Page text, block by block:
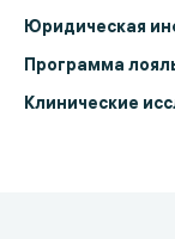
Юридическая
Программа
Клинические